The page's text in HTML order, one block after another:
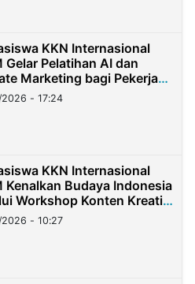
KKN Internasional
Gelar Pelatihan AI dan
Marketing bagi Pekerja
Indonesia di Taiwan
- 17:24
KKN Internasional
Kenalkan Budaya Indonesia
Workshop Konten Kreatif
- 10:27